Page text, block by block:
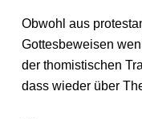
Obwohl aus
Gottesbeweisen
der thomistischen
dass wieder über